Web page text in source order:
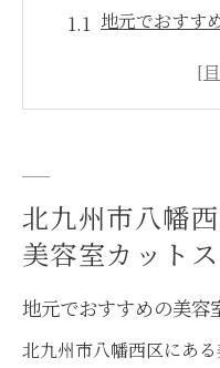
地元でおすす
八幡西区の美
個性を引き出
美容室で叶えるあ
プロの美容師
び方
北九州市八幡
美容室カット
地元でおすすめの美容
北九州市八幡西区にあ